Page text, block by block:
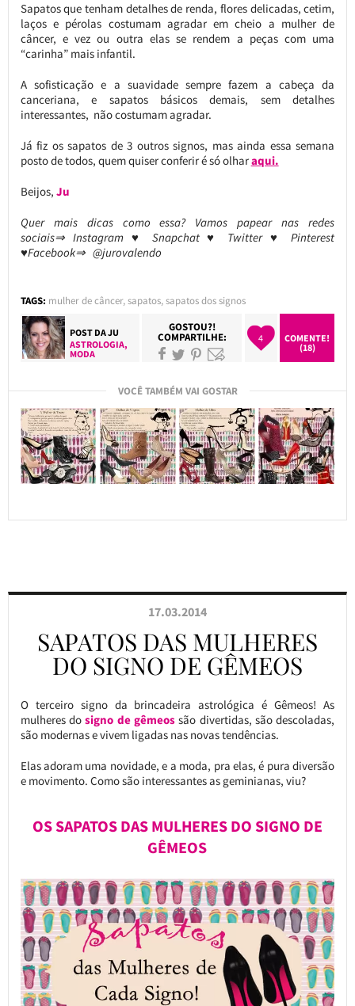
Sapatos que tenham detalhes de renda, flores delicadas, cetim,
laços e pérolas costumam agradar em cheio a mulher de
câncer, e vez ou outra elas se rendem a peças com uma
“carinha” mais infantil.
A sofisticação e a suavidade sempre fazem a cabeça da
canceriana, e sapatos básicos demais, sem detalhes
interessantes, não costumam agradar.
Já fiz os sapatos de 3 outros signos, mas ainda essa semana
posto de todos, quem quiser conferir é só olharaqui.
Beijos, Ju
Quer mais dicas como essa? Vamos papear nas redes
sociais⇒ Instagram ♥ Snapchat ♥ Twitter ♥ Pinterest
♥Facebook⇒ @jurovalendo
TAGS: mulher de câncer,sapatos,sapatos dos signos
POST DAJU
ASTROLOGIA,
MODA
GOSTOU?!
COMPARTILHE: 4
COMENTE!
(18)
VOCÊ TAMBÉM VAI GOSTAR
17.03.2014
SAPATOS DAS MULHERES
DO SIGNO DE GÊMEOS
O terceiro signo da brincadeira astrológica é Gêmeos! As
mulheres dosigno de gêmeos são divertidas, são descoladas,
são modernas e vivem ligadas nas novas tendências.
Elas adoram uma novidade, e a moda, pra elas, é pura diversão
e movimento. Como são interessantes as geminianas, viu?
OS SAPATOS DAS MULHERES DO SIGNO DE
GÊMEOS